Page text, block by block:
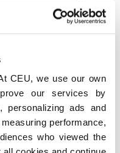
CEU, we use our own
our services by
personalizing ads and
performance,
who viewed the
en:
por las empressa